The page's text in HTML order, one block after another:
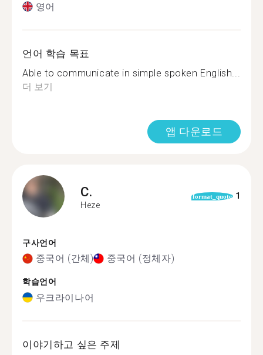
영어
언어 학습 목표
Able to communicate in simple spoken English...
더 보기
앱 다운로드
C.
Heze
format_quote 1
구사언어
중국어 (간체) 중국어 (정체자)
학습언어
우크라이나어
이야기하고 싶은 주제